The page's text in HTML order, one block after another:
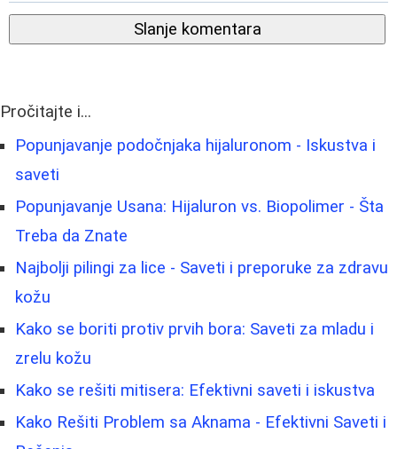
Slanje komentara
Pročitajte i...
Popunjavanje podočnjaka hijaluronom - Iskustva i
saveti
Popunjavanje Usana: Hijaluron vs. Biopolimer - Šta
Treba da Znate
Najbolji pilingi za lice - Saveti i preporuke za zdravu
kožu
Kako se boriti protiv prvih bora: Saveti za mladu i
zrelu kožu
Kako se rešiti mitisera: Efektivni saveti i iskustva
Kako Rešiti Problem sa Aknama - Efektivni Saveti i